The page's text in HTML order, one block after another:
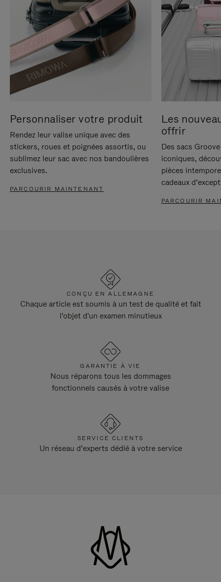
Personnaliser votre produit
Rendez leur valise unique avec des
stickers, roues et poignées assortis, ou
sublimez leur sac avec nos bandoulières
exclusives.
PARCOURIR MAINTENANT
Les
offrir
Des sacs
iconiques,
pièces
cadeaux
PARCOURIR
CONÇU EN ALLEMAGNE
Chaque article est soumis à un test de qualité et fait
l'objet d'un examen minutieux
GARANTIE À VIE
Nous réparons tous les dommages
fonctionnels causés à votre valise
SERVICE CLIENTS
Un réseau d’experts dédié à votre service